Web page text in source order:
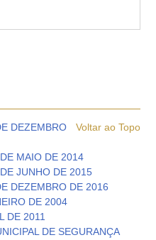
Voltar ao Topo
DEZEMBRO
MAIO DE 2014
JUNHO DE 2015
DEZEMBRO DE 2016
DE 2004
DE 2011
DE SEGURANÇA